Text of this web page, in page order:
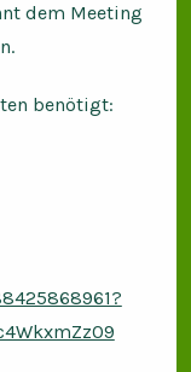
dem Meeting
benötigt: